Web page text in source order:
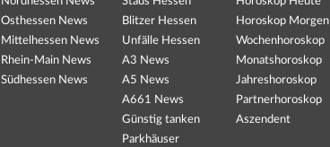
Osthessen News
Mittelhessen News
Rhein-Main News
Südhessen News
Blitzer Hessen
Unfälle Hessen
A3 News
A5 News
A661 News
Günstig tanken
Parkhäuser
Horoskop Morgen
Wochenhoroskop
Monatshoroskop
Jahreshoroskop
Partnerhoroskop
Aszendent